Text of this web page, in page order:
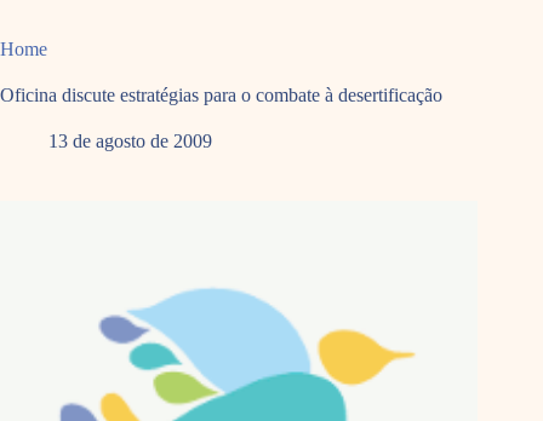
Home
Oficina discute estratégias para o combate à desertificação
13 de agosto de 2009